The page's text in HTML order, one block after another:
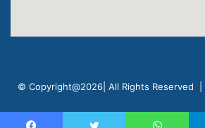
© Copyright@2026| All Rights Reserved |